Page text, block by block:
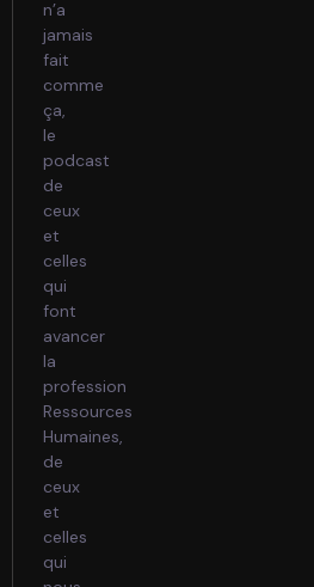
n’a
jamais
fait
comme
ça,
le
podcast
de
ceux
et
celles
qui
font
avancer
la
profession
Ressources
Humaines,
de
ceux
et
celles
qui